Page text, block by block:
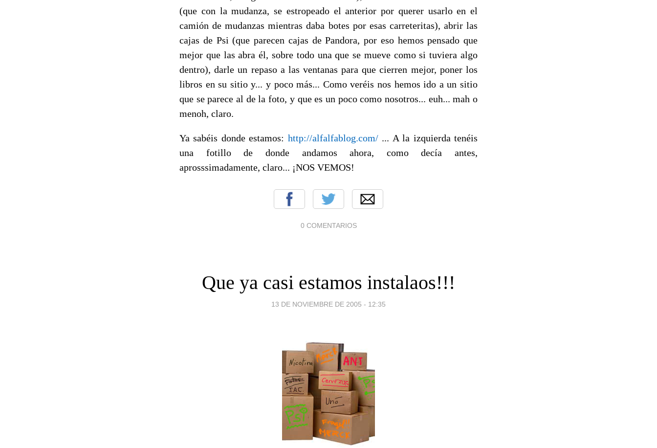
(que con la mudanza, se estropeado el anterior por querer usarlo en el
camión de mudanzas mientras daba botes por esas carreteritas), abrir las
cajas de Psi (que parecen cajas de Pandora, por eso hemos pensado que
mejor que las abra él, sobre todo una que se mueve como si tuviera algo
dentro), darle un repaso a las ventanas para que cierren mejor, poner los
libros en su sitio y... y poco más... Como veréis nos hemos ido a un sitio
que se parece al de la foto, y que es un poco como nosotros... euh... mah o
menoh, claro.
Ya sabéis donde estamos: http://alfalfablog.com/ ... A la izquierda tenéis
una fotillo de donde andamos ahora, como decía antes,
aprosssimadamente, claro... ¡NOS VEMOS!
0 COMENTARIOS
Que ya casi estamos instalaos!!!
13 DE NOVIEMBRE DE 2005 - 12:35